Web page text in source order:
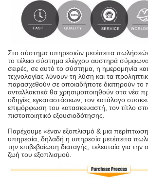
Στο σύστημα υπηρεσιών μετέπειτα
το τέλειο σύστημα ελέγχου αυστηρά
σειρές, σε αυτό το σύστημα, η ημερομηνία
τεχνολογίας λύνουν τη λύση και τα
παρασχεθούν σε οποιαδήποτε διατηρούν το
ανταλλακτικά θα χρησιμοποιηθούν στα νέα
οδηγίες εγκαταστάσεων, τον κατάλογο
επιμόρφωση του κατασκευαστή, τον τίτλο
πιστοποιητικό εξουσιοδότησης.
Παρέχουμε «έναν εξοπλισμό & μια
υπηρεσία, δηλαδή η υπηρεσία μετέπειτα
την επιβεβαίωση διαταγής, τελευταία για την
ζωή του εξοπλισμού.